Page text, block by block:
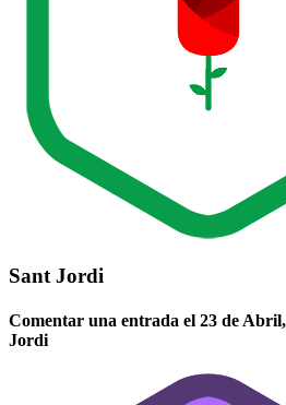
Sant Jordi
Comentar una entrada el 23 de
Jordi